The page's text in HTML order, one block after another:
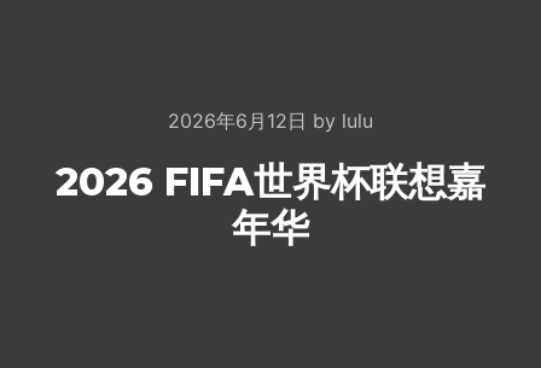
2026年6月12日 by lulu
2026 FIFA世界杯联想嘉
年华